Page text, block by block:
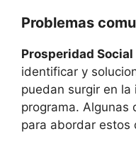
Problemas
Prosperidad Social
identificar y
puedan surgir en
programa. Algunas
para abordar estos